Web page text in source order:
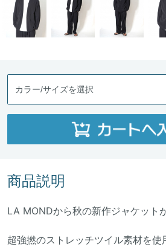
商品説明
LA MONDから秋の新作ジャケット
超強撚のストレッチツイル素材を